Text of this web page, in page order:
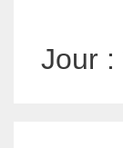
Jour :